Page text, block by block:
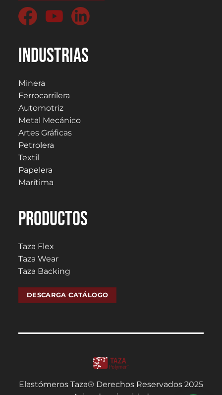
Industrias
Minera
Ferrocarrilera
Automotriz
Metal Mecánico
Artes Gráficas
Petrolera
Textil
Papelera
Marítima
PRODUCTOS
Taza Flex
Taza Wear
Taza Backing
DESCARGA CATÁLOGO
Elastómeros Taza® Derechos Reservados 2025